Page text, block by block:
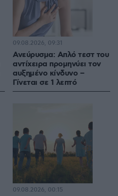
Ανεύρυσμα: Απλό τεστ του
αντίχειρα προμηνύει τον
αυξημένο κίνδυνο –
Γίνεται σε 1 λεπτό
09.08.2026, 09:31
09.08.2026, 00:15